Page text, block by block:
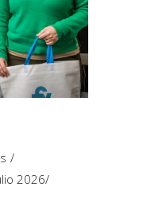
2026/